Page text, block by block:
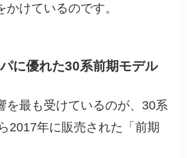
けているのです。
に優れた30系前期モデル
を最も受けているのが、30系
2017年に販売された「前期